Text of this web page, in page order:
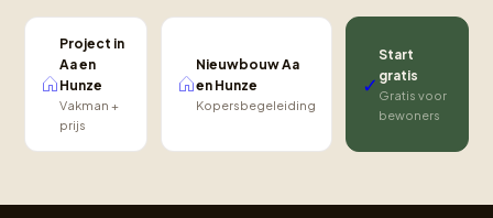
Project in
Aa en
Hunze
Vakman +
prijs
Nieuwbouw Aa
en Hunze
Kopersbegeleiding
✓
Start
gratis
Gratis voor
bewoners